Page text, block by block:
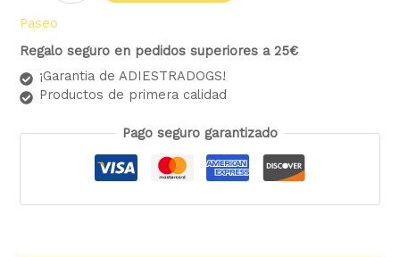
Paseo
Regalo seguro en pedidos superiores a 25€
¡Garantia de ADIESTRADOGS!
Productos de primera calidad
Pago seguro garantizado